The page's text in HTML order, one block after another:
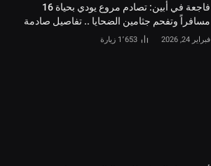
فاجعة في أبين: تصادم مروع يودي بحياة 16
مسافراً وتفحم جثامين الضحايا .. تفاصيل صادمة
فبراير 24, 2026 1٬653 زيارة